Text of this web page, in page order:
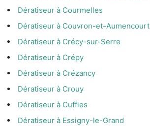
Dératiseur à Courmelles
Dératiseur à Couvron-et-Aumencourt
Dératiseur à Crécy-sur-Serre
Dératiseur à Crépy
Dératiseur à Crézancy
Dératiseur à Crouy
Dératiseur à Cuffies
Dératiseur à Essigny-le-Grand